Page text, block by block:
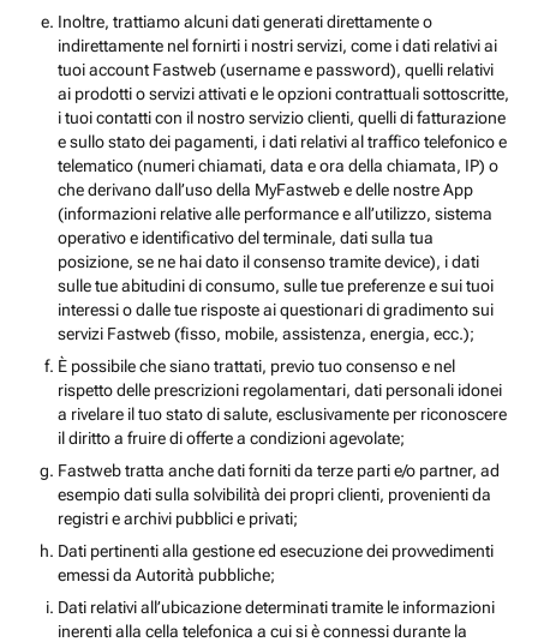
Inoltre, trattiamo alcuni dati generati direttamente o
indirettamente nel fornirti i nostri servizi, come i dati relativi ai
tuoi account Fastweb (username e password), quelli relativi
ai prodotti o servizi attivati e le opzioni contrattuali sottoscritte,
i tuoi contatti con il nostro servizio clienti, quelli di fatturazione
e sullo stato dei pagamenti, i dati relativi al traffico telefonico e
telematico (numeri chiamati, data e ora della chiamata, IP) o
che derivano dall’uso della MyFastweb e delle nostre App
(informazioni relative alle performance e all’utilizzo, sistema
operativo e identificativo del terminale, dati sulla tua
posizione, se ne hai dato il consenso tramite device), i dati
sulle tue abitudini di consumo, sulle tue preferenze e sui tuoi
interessi o dalle tue risposte ai questionari di gradimento sui
servizi Fastweb (fisso, mobile, assistenza, energia, ecc.);
È possibile che siano trattati, previo tuo consenso e nel
rispetto delle prescrizioni regolamentari, dati personali idonei
a rivelare il tuo stato di salute, esclusivamente per riconoscere
il diritto a fruire di offerte a condizioni agevolate;
Fastweb tratta anche dati forniti da terze parti e/o partner, ad
esempio dati sulla solvibilità dei propri clienti, provenienti da
registri e archivi pubblici e privati;
Dati pertinenti alla gestione ed esecuzione dei provvedimenti
emessi da Autorità pubbliche;
Dati relativi all’ubicazione determinati tramite le informazioni
inerenti alla cella telefonica a cui si è connessi durante la